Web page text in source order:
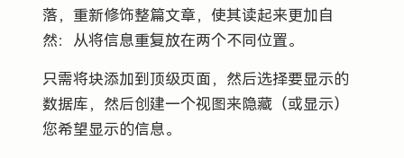
落，重新修饰整篇文章，使其读起来更加自
然：从将信息重复放在两个不同位置。
只需将块添加到顶级页面，然后选择要显示的
数据库，然后创建一个视图来隐藏（或显示）
您希望显示的信息。